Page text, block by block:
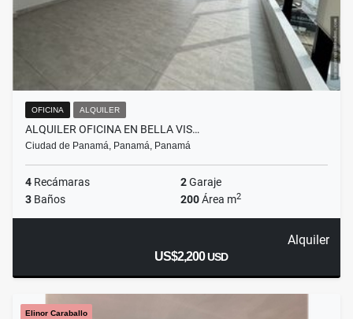
OFICINA ALQUILER
ALQUILER OFICINA EN BELLA VIS…
Ciudad de Panamá, Panamá, Panamá
4 Recámaras 2Garaje
3 Baños 200Área m2
Alquiler
US$2,200USD
Elinor Caraballo